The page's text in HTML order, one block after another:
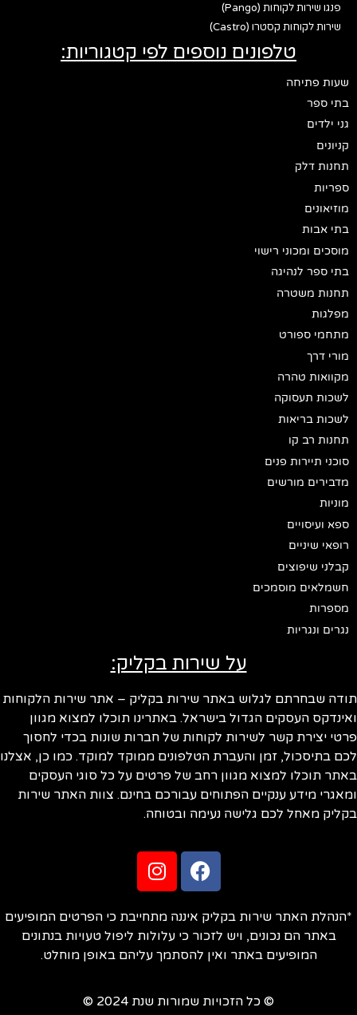
פנגו שירות לקוחות (Pango)
שירות לקוחות קסטרו (Castro)
טלפונים נוספים לפי קטגוריות:
שעות פתיחה
בתי ספר
גני ילדים
קניונים
תחנות דלק
ספריות
מוזיאונים
בתי אבות
מוסכים ומכוני רישוי
בתי ספר לנהיגה
תחנות משטרה
מפלגות
מתחמי ספורט
מורי דרך
מקוואות טהרה
לשכות תעסוקה
לשכות בריאות
תחנות רב קו
סוכני תיירות פנים
מדבירים מורשים
מוניות
ספא ועיסויים
רופאי שיניים
קבלני שיפוצים
חשמלאים מוסמכים
מספרות
נגרים ונגריות
על שירות בקליק:
שבחרתם לגלוש באתר שירות בקליק – אתר שירות הלקוחות
העסקים הגדול בישראל. באתרינו תוכלו למצוא מגוון
יצירת קשר לשירות לקוחות של חברות שונות בכדי לחסוך
בתיסכול, זמן והעברת הטלפונים ממוקד למוקד. כמו כן, אצלנו
תוכלו למצוא מגוון רחב של פרטים על כל סוגי העסקים
מידע ענקיים הפתוחים עבורכם בחינם. צוות האתר שירות
מאחל לכם גלישה נעימה ובטוחה.
האתר שירות בקליק איננה מתחייבת כי הפרטים המופיעים
באתר הם נכונים, ויש לזכור כי עלולות ליפול טעויות בנתונים
המופיעים באתר ואין להסתמך עליהם באופן מוחלט.
© כל הזכויות שמורות שנת 2024 ©